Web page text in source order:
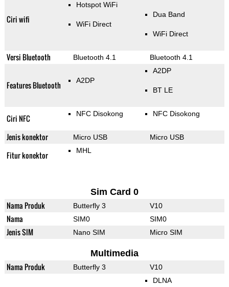
Ciri wifi
Hotspot WiFi
WiFi Direct
Dua Band
WiFi Direct
Versi Bluetooth Bluetooth 4.1 Bluetooth 4.1
Features Bluetooth A2DP
A2DP
BT LE
Ciri NFC NFC Disokong NFC Disokong
Jenis konektor Micro USB Micro USB
Fitur konektor MHL
Sim Card 0
Nama Produk Butterfly 3 V10
Nama SIM0 SIM0
Jenis SIM Nano SIM Micro SIM
Multimedia
Nama Produk Butterfly 3 V10
DLNA